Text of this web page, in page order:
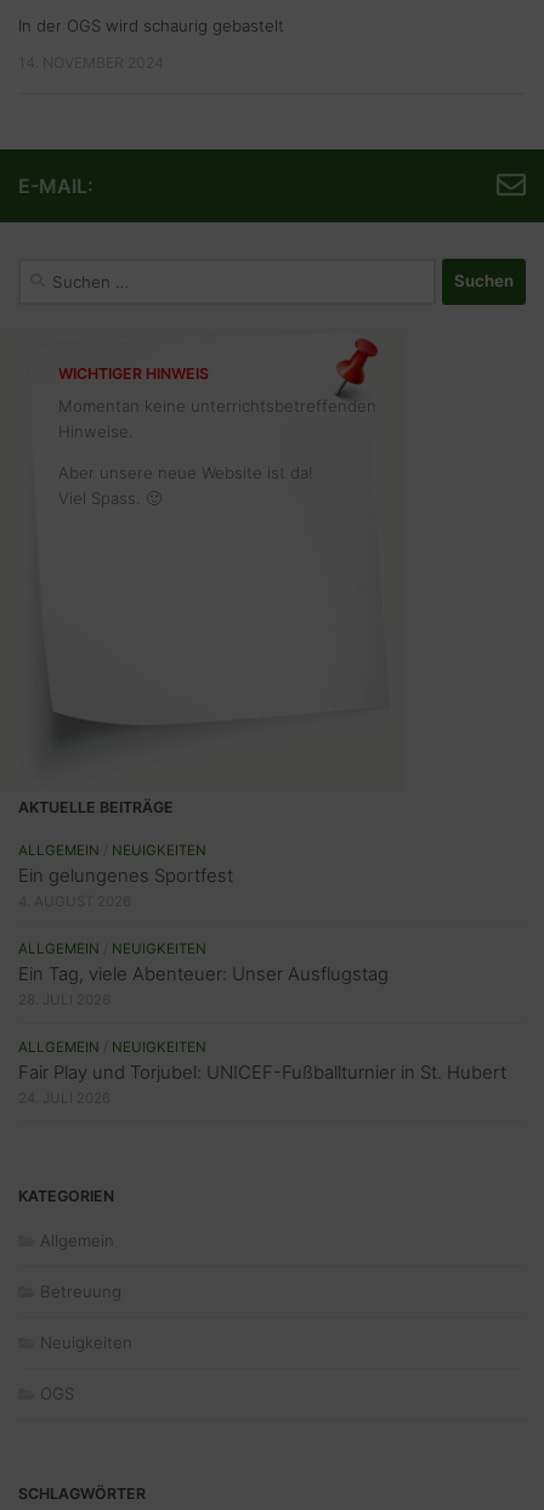
In der OGS wird schaurig gebastelt
E-MAIL:
WICHTIGER HINWEIS
Momentan keine unterrichtsbetreffenden
Hinweise.
Aber unsere neue Website ist da!
Viel Spass. 🙂
AKTUELLE BEITRÄGE
ALLGEMEIN NEUIGKEITEN
Ein gelungenes Sportfest
ALLGEMEIN NEUIGKEITEN
Ein Tag, viele Abenteuer: Unser Ausflugstag
ALLGEMEIN NEUIGKEITEN
Fair Play und Torjubel: UNICEF-Fußballturnier in St. Hubert
KATEGORIEN
Allgemein
Betreuung
Neuigkeiten
OGS
SCHLAGWÖRTER